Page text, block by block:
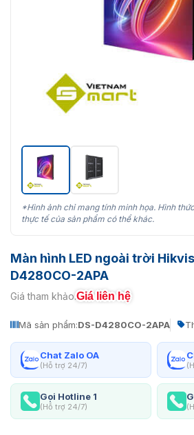
*Hình ảnh chỉ mang tính minh họa. Hình
thực tế của sản phẩm có thể khác.
Màn hình LED ngoài trời
D4280CO-2APA
Giá tham khảo:Giá liên hệ
Mã sản phẩm:DS-D4280CO-2APA
Chat Zalo OA
(Hỗ trợ 24/7)
Gọi Hotline 1
(Hỗ trợ 24/7)